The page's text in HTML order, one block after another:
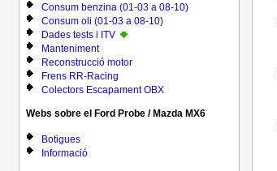
Consum benzina (01-03 a 08-10)
Consum oli (01-03 a 08-10)
Dades tests i ITV
Manteniment
Reconstrucció motor
Frens RR-Racing
Colectors Escapament OBX
Webs sobre el Ford Probe / Mazda MX6
Botigues
Informació